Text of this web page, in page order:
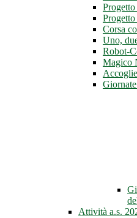
Progetto
Corsa
Uno,
Robot-
Magico
Attività a.s.